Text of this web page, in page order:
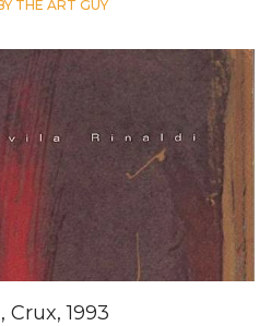
THE ART GUY
1993